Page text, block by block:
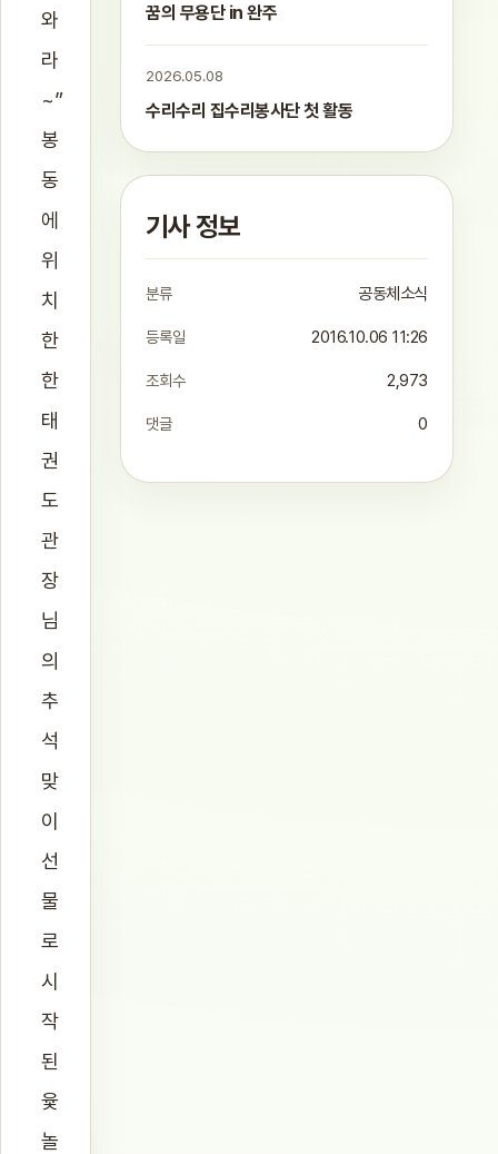
와
라
~”
봉
동
에
위
치
한
한
태
권
도
관
장
님
의
추
석
맞
이
선
물
로
시
작
된
윷
놀
꿈의 무용단 in 완주
2026.05.08
수리수리 집수리봉사단 첫 활동
기사 정보
분류 공동체소식
등록일 2016.10.06 11:26
조회수 2,973
댓글 0